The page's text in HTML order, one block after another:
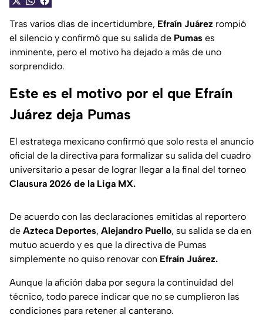
Tras varios días de incertidumbre, Efraín Juárez rompió
el silencio y confirmó que su salida de Pumas es
inminente, pero el motivo ha dejado a más de uno
sorprendido.
Este es el motivo por el que Efraín
Juárez deja Pumas
El estratega mexicano confirmó que solo resta el anuncio
oficial de la directiva para formalizar su salida del cuadro
universitario a pesar de lograr llegar a la final del torneo
Clausura 2026 de la Liga MX.
De acuerdo con las declaraciones emitidas al reportero
de Azteca Deportes, Alejandro Puello, su salida se da en
mutuo acuerdo y es que la directiva de Pumas
simplemente no quiso renovar con Efraín Juárez.
Aunque la afición daba por segura la continuidad del
técnico, todo parece indicar que no se cumplieron las
condiciones para retener al canterano.